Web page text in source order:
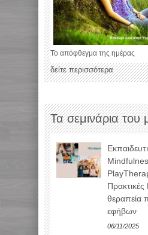
Το απόφθεγμα της ημέρας
δείτε περισσότερα
Τα σεμινάρια του
θεραπεία
εφήβων
06/11/2025